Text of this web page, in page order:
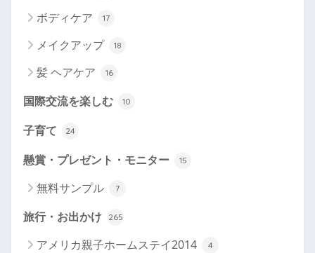
ボディケア 17
メイクアップ 18
髪 ヘアケア 16
国際交流を楽しむ 10
子育て 24
懸賞・プレゼント・モニター 15
無料サンプル 7
旅行・お出かけ 265
アメリカ親子ホームステイ2014 4